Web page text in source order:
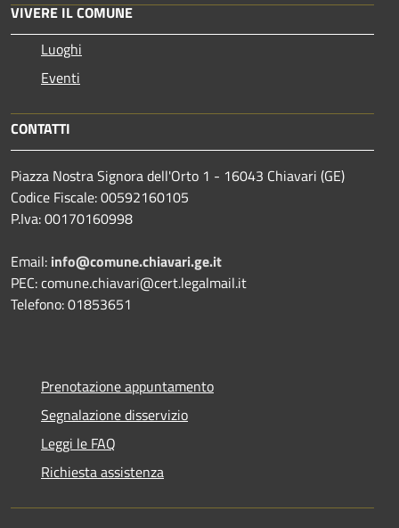
VIVERE IL COMUNE
Luoghi
Eventi
CONTATTI
Piazza Nostra Signora dell'Orto 1 - 16043 Chiavari (GE)
Codice Fiscale: 00592160105
P.Iva: 00170160998
Email: info@comune.chiavari.ge.it
PEC: comune.chiavari@cert.legalmail.it
Telefono: 01853651
Prenotazione appuntamento
Segnalazione disservizio
Leggi le FAQ
Richiesta assistenza